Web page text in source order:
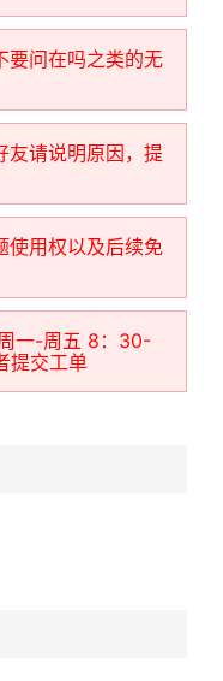
问在吗之类的无
请说明原因，提
用权以及后续免
一-周五 8：30-
提交工单